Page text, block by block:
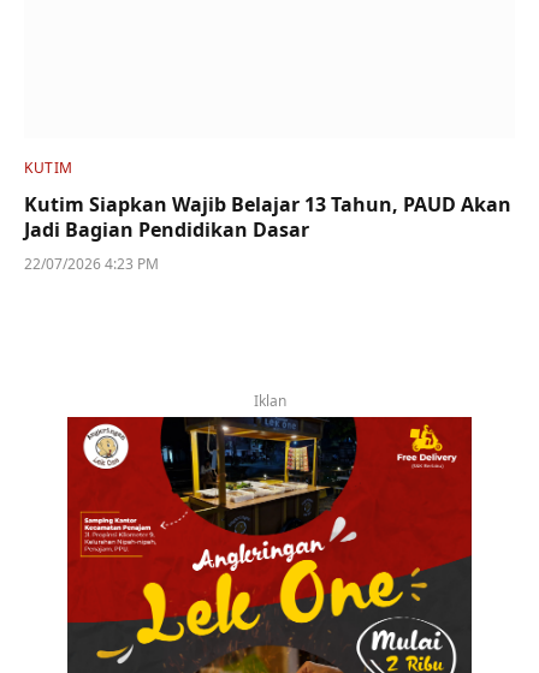
KUTIM
Kutim Siapkan Wajib Belajar 13 Tahun, PAUD Akan
Jadi Bagian Pendidikan Dasar
22/07/2026 4:23 PM
Iklan